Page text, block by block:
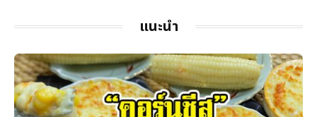
แนะนำ